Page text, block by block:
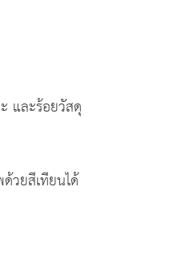
และร้อยวัสดุ
วยสีเทียนได้